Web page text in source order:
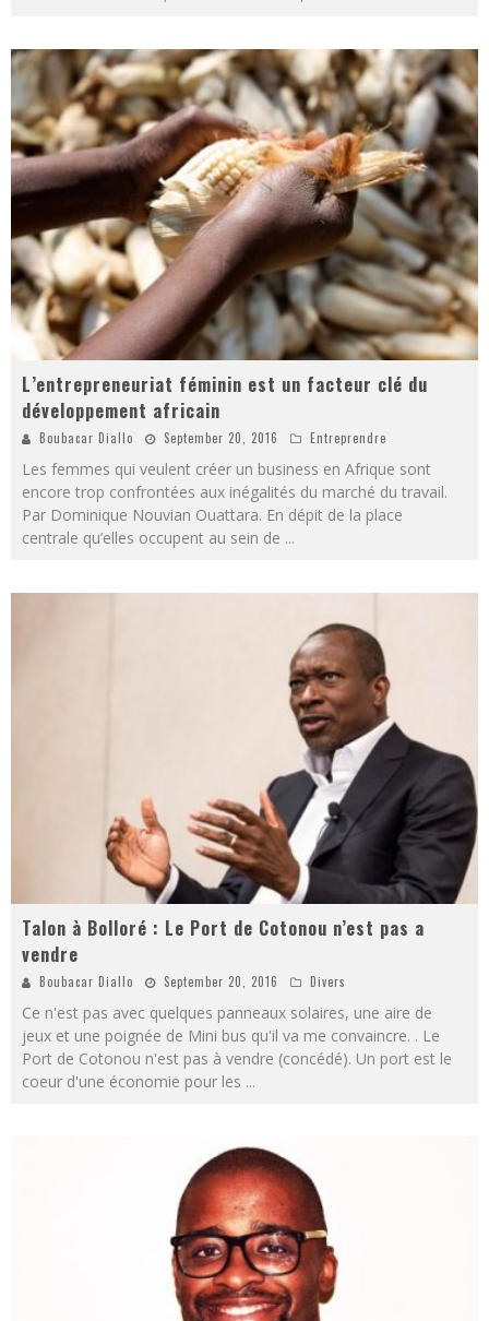
L’entrepreneuriat féminin est un facteur clé du
développement africain
Boubacar Diallo September 20, 2016 Entreprendre
Les femmes qui veulent créer un business en Afrique sont
encore trop confrontées aux inégalités du marché du travail.
Par Dominique Nouvian Ouattara. En dépit de la place
centrale qu’elles occupent au sein de ...
Talon à Bolloré : Le Port de Cotonou n’est pas a
vendre
Boubacar Diallo September 20, 2016 Divers
Ce n'est pas avec quelques panneaux solaires, une aire de
jeux et une poignée de Mini bus qu'il va me convaincre. . Le
Port de Cotonou n'est pas à vendre (concédé). Un port est le
coeur d'une économie pour les ...